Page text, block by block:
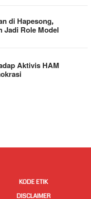
di Hapesong,
Jadi Role Model
Aktivis HAM
KODE ETIK
DISCLAIMER